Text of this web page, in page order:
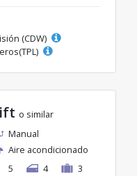
(CDW)
o similar
Manual
Aire acondicionado
5
4 3